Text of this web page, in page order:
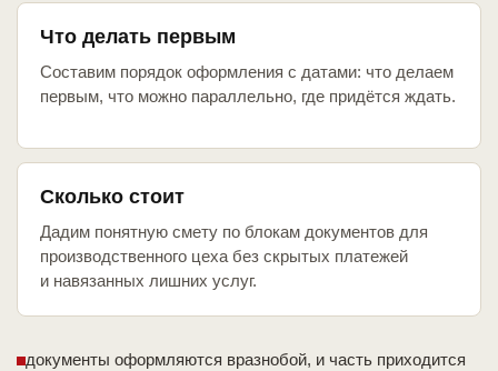
Что делать первым
Составим порядок оформления с датами: что делаем
первым, что можно параллельно, где придётся ждать.
Сколько стоит
Дадим понятную смету по блокам документов для
производственного цеха без скрытых платежей
и навязанных лишних услуг.
документы оформляются вразнобой, и часть приходится